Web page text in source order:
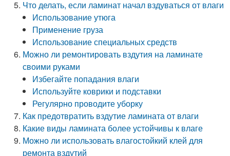
Что делать, если ламинат начал вздуваться от влаги
Использование утюга
Применение груза
Использование специальных средств
Можно ли ремонтировать вздутия на ламинате
своими руками
Избегайте попадания влаги
Используйте коврики и подставки
Регулярно проводите уборку
Как предотвратить вздутие ламината от влаги
Какие виды ламината более устойчивы к влаге
Можно ли использовать влагостойкий клей для
ремонта вздутий